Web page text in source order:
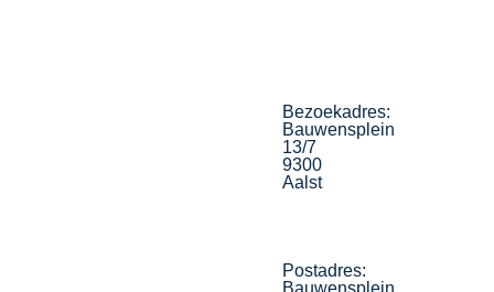
Bezoekadres:
Bauwensplein
13/7
9300
Aalst
Postadres:
Bauwensplein